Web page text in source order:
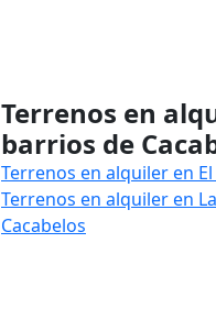
Terrenos en
barrios de
Terrenos en alquiler en
Terrenos en alquiler en
Cacabelos